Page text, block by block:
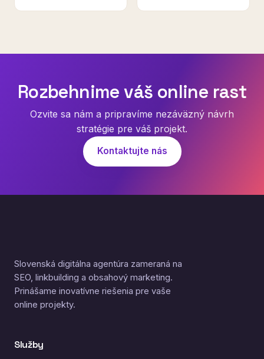
Rozbehnime váš online rast
Ozvite sa nám a pripravíme nezáväzný návrh
stratégie pre váš projekt.
Kontaktujte nás
Slovenská digitálna agentúra zameraná na
SEO, linkbuilding a obsahový marketing.
Prinášame inovatívne riešenia pre vaše
online projekty.
Služby